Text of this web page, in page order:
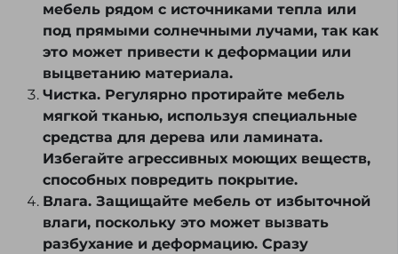
мебель рядом с источниками тепла или
под прямыми солнечными лучами, так как
это может привести к деформации или
выцветанию материала.
Чистка. Регулярно протирайте мебель
мягкой тканью, используя специальные
средства для дерева или ламината.
Избегайте агрессивных моющих веществ,
способных повредить покрытие.
Влага. Защищайте мебель от избыточной
влаги, поскольку это может вызвать
разбухание и деформацию. Сразу